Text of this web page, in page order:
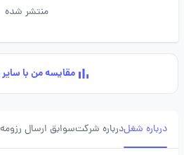
منتشر شده
مقایسه من با
درباره شغلدرباره شرکتسوابق ارسال رزومه